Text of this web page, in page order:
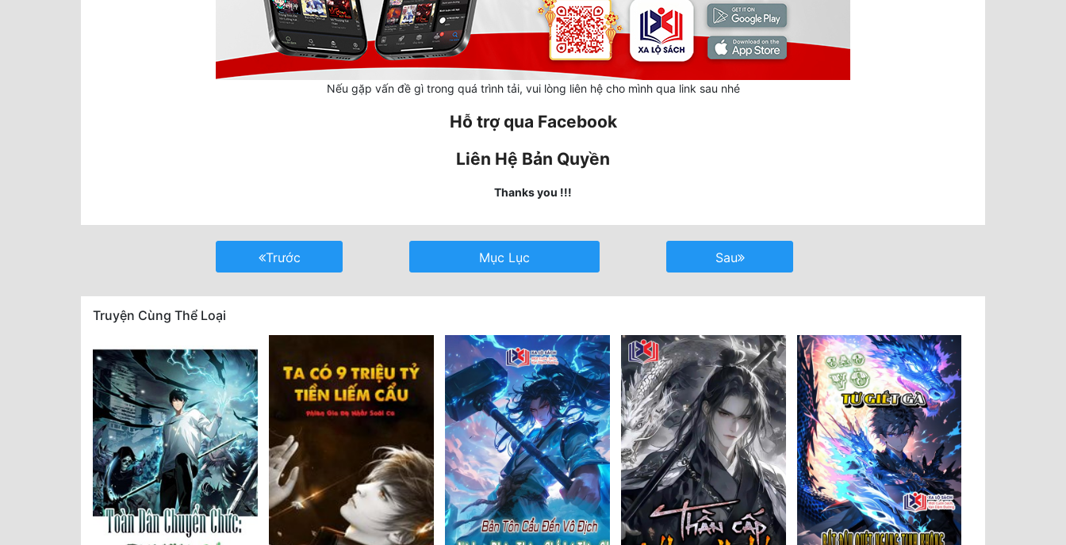
Nếu gặp vấn đề gì trong quá trình tải, vui lòng liên hệ cho mình qua link sau nhé
Hỗ trợ qua Facebook
Liên Hệ Bản Quyền
Thanks you !!!
Trước Mục Lục Sau
Truyện Cùng Thể Loại